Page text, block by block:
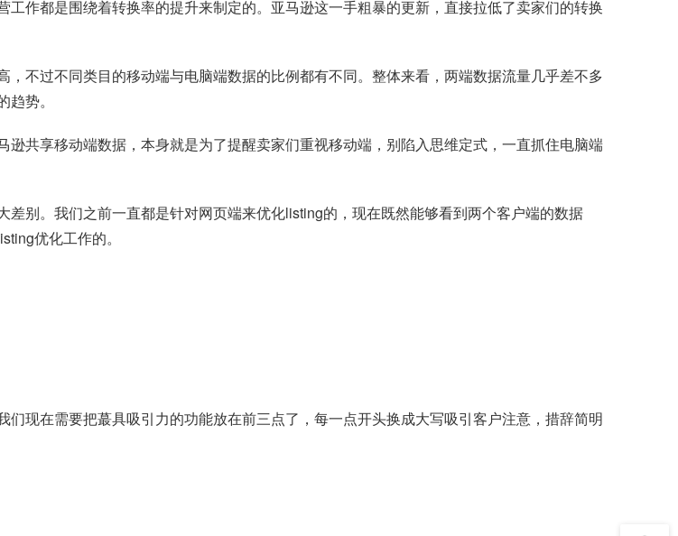
作都是围绕着转换率的提升来制定的。亚马逊这一手粗暴的更新，直接拉低了卖家们的转换
不过不同类目的移动端与电脑端数据的比例都有不同。整体来看，两端数据流量几乎差不多
势。
共享移动端数据，本身就是为了提醒卖家们重视移动端，别陷入思维定式，一直抓住电脑端
别。我们之前一直都是针对网页端来优化listing的，现在既然能够看到两个客户端的数据
优化工作的。
现在需要把蕞具吸引力的功能放在前三点了，每一点开头换成大写吸引客户注意，措辞简明